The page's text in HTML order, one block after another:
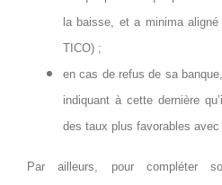
la baisse, et a minima
TICO) ;
en cas de refus de sa
indiquant à cette dernière
des taux plus favorables
Par ailleurs, pour compléter